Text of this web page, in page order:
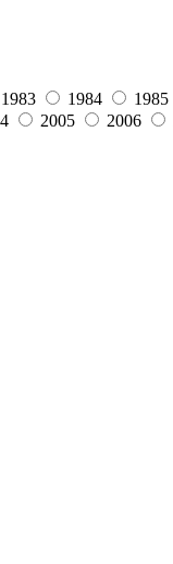
1983 1984 1985
2005 2006